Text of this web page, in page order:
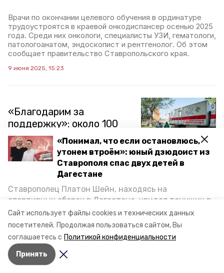
Сайт использует файлы cookies и технических данных
посетителей. Продолжая пользоваться сайтом, Вы
соглашаетесь с Политикой конфиденциальности
Принять
«Понимал, что если остановлюсь,
утонем втроём»: юный дзюдоист из
Ставрополя спас двух детей в
Дагестане
Ставрополец Платон Шейн, находясь на
спортивных сборах в Дегестане, увидел тонущих в
Каспийском море детей и бросился на помощь. По
возвращении домой, отважного мальчика
пригласили в министерство образования края и
наградили. Корреспондент «Победы26» пообщался
с юным героем.
Врачи по окончании целевого обучения в ординатуре
трудоустроятся в краевой онкодиспансер осенью 2025
года. Среди них онкологи, специалисты УЗИ, гематологи,
патологоанатом, эндоскопист и рентгенолог. Об этом
сообщает правительство Ставропольского края.
9 июня 2025, 15:23
«Благодарим за
поддержку»: около 100
пациентов в
Солнечнодольске
получили помощь
узкопрофильных врачей
В среду, 4 июня, врачи Ставропольской краевой
Солнечнодольск, чтобы провести осмотр пациентов на
базе одного из местных медучреждений. Приём вели
пять узких специалистов, консультации и помощь
получили около 100 пациентов. Подробности — в
материале «Победы26».
4 июня 2025, 20:51